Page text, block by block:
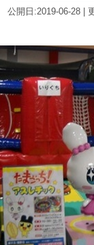
公開日:2019-06-28 |